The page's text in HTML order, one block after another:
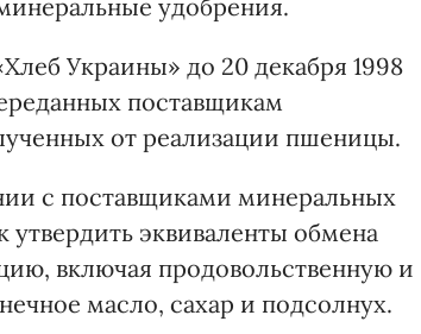
удобрения.
Украины» до 20 декабря 1998
поставщикам
от реализации пшеницы.
с поставщиками минеральных
эквиваленты обмена
включая продовольственную и
масло, сахар и подсолнух.